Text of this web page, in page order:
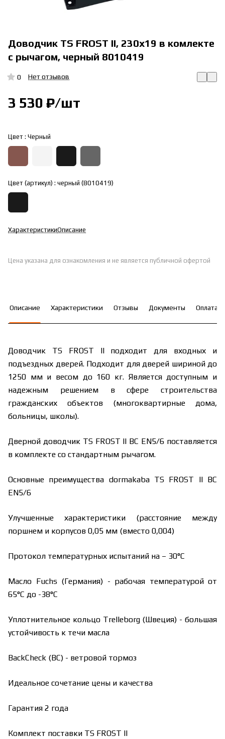
Доводчик TS FROST II, 230х19 в комлекте
с рычагом, черный 8010419
0 Нет отзывов
3 530 ₽/шт
Цвет : Черный
Цвет (артикул) : черный (8010419)
ХарактеристикиОписание
Цена указана для ознакомления и не является публичной офертой
Описание Характеристики Отзывы Документы Оплата
Доводчик TS FROST II подходит для входных и
подъездных дверей. Подходит для дверей шириной до
1250 мм и весом до 160 кг. Является доступным и
надежным решением в сфере строительства
гражданских объектов (многоквартирные дома,
больницы, школы).
Дверной доводчик TS FROST II BC EN5/6 поставляется
в комплекте со стандартным рычагом.
Основные преимущества dormakaba TS FROST II BC
EN5/6
Улучшенные характеристики (расстояние между
поршнем и корпусов 0,05 мм (вместо 0,004)
Протокол температурных испытаний на – 30°С
Масло Fuchs (Германия) - рабочая температурой от
65°C до -38°C
Уплотнительное кольцо Trelleborg (Швеция) - большая
устойчивость к течи масла
BackCheck (BC) - ветровой тормоз
Идеальное сочетание цены и качества
Гарантия 2 года
Комплект поставки TS FROST II